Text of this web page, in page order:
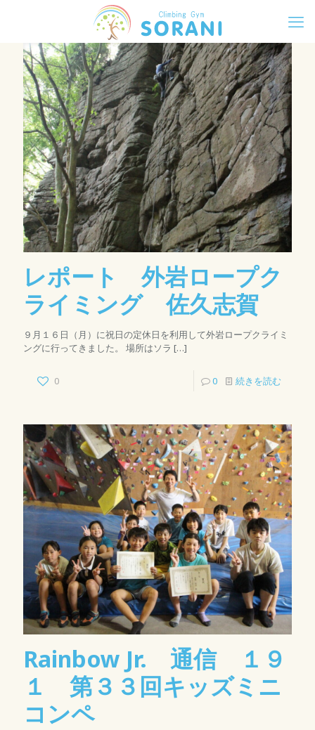
レポート 外岩ロープク
ライミング 佐久志賀
９月１６日（月）に祝日の定休日を利用して外岩ロープクライミ
ングに行ってきました。 場所はソラ […]
0 0 続きを読む
Rainbow Jr. 通信 １９
１ 第３３回キッズミニ
コンペ